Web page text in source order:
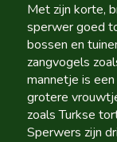
Met zijn korte,
sperwer goed
bossen en
zangvogels
mannetje is
grotere
zoals Turkse
Sperwers zijn